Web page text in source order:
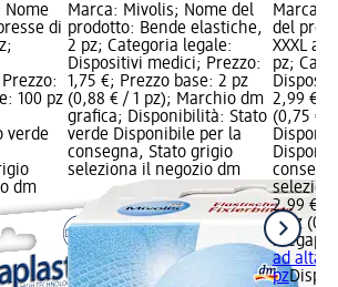
Nome
di
100 pz
verde
dm
Marca: Mivolis; Nome del
prodotto: Bende elastiche,
2 pz; Categoria legale:
Dispositivi medici; Prezzo:
1,75 €; Prezzo base: 2 pz
(0,88 € / 1 pz); Marchio dm
grafica; Disponibilità: Stato
verde Disponibile per la
consegna, Stato grigio
seleziona il negozio dm
Marca:
del
XXXL
pz;
2,99 €;
(0,75 € /
2,99 €
4 pz
ad alta
pz